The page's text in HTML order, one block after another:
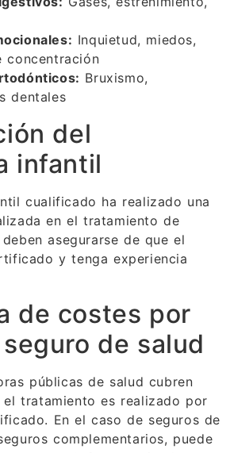
Inquietud, miedos,
concentración
Bruxismo,
dentales
del
infantil
cualificado ha realizado una
en el tratamiento de
asegurarse de que el
y tenga experiencia
de costes por
de salud
públicas de salud cubren
tratamiento es realizado por
En el caso de seguros de
complementarios, puede